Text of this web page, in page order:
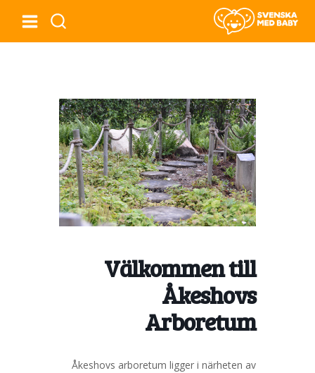
Välkommen till
Åkeshovs
Arboretum
Åkeshovs arboretum ligger i närheten av